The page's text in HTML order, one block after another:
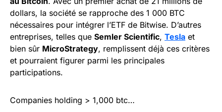
dollars, la société se rapproche des 1 000 BTC
nécessaires pour intégrer l’ETF de Bitwise. D’autres
entreprises, telles que Semler Scientific, Tesla et
bien sûr MicroStrategy, remplissent déjà ces critères
et pourraient figurer parmi les principales
participations.
Companies holding > 1,000 btc…